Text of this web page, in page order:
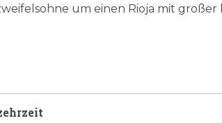
um einen Rioja mit